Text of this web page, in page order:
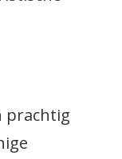
prachtig